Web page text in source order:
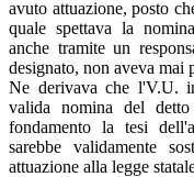
avuto attuazione, posto
quale spettava la
anche tramite un
designato, non aveva mai
Ne derivava che l'V.U.
valida nomina del
fondamento la tesi
sarebbe validamente
attuazione alla legge